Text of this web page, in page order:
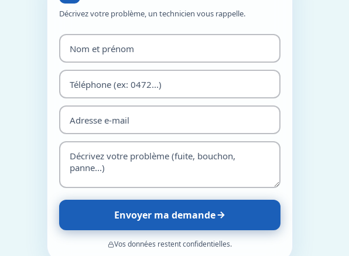
Décrivez votre problème, un technicien vous rappelle.
Envoyer ma demande
Vos données restent confidentielles.